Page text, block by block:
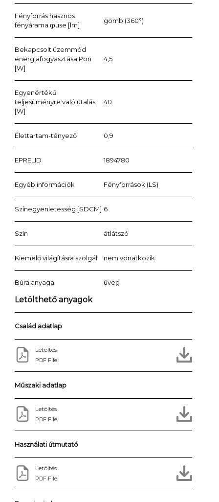
Fényforrás hasznos
fényárama ჶuse [lm]
gömb (360°)
Bekapcsolt üzemmód
energiafogyasztása Pon
[W]
4,5
Egyenértékű
teljesítményre való utalás
[W]
40
Élettartam-tényező 0,9
EPRELID 1894780
Egyéb információk Fényforrások (LS)
Színegyenletesség [SDCM] 6
Szín átlátszó
Kiemelő világításra szolgál nem vonatkozik
Búra anyaga üveg
Letölthető anyagok
Család adatlap
Letöltés
PDF File
Műszaki adatlap
Letöltés
PDF File
Használati útmutató
Letöltés
PDF File